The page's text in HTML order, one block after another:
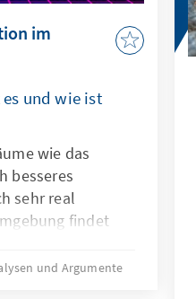
im
und wie ist
wie das
besseres
sehr real
findet
dort auch
und Argumente